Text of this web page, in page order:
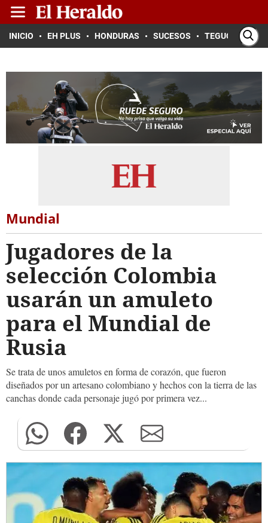
INICIO EH PLUS HONDURAS SUCESOS TEGUCIGALPA
Mundial
Jugadores de la
selección Colombia
usarán un amuleto
para el Mundial de
Rusia
Se trata de unos amuletos en forma de corazón, que fueron
diseñados por un artesano colombiano y hechos con la tierra de las
canchas donde cada personaje jugó por primera vez...